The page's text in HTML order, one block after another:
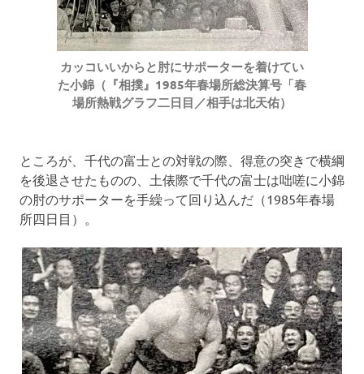
カッコいいからと肘にサポーターを着けてい
た小錦（『相撲』1985年春場所総決算号「春
場所熱戦グラフ二日目／相手は北天佑）
ところが、千代の富士との対戦の際、得意の突きで横綱
を後退させたものの、土俵際で千代の富士は咄嗟に小錦
の肘のサポーターを手繰って回り込んだ（1985年春場
所四日目）。